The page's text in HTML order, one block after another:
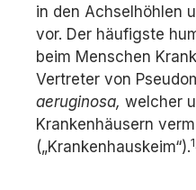
in den Achselhöhlen
vor. Der häufigste
beim Menschen
Vertreter von
aeruginosa, welcher
Krankenhäusern
(„Krankenhauskeim“).